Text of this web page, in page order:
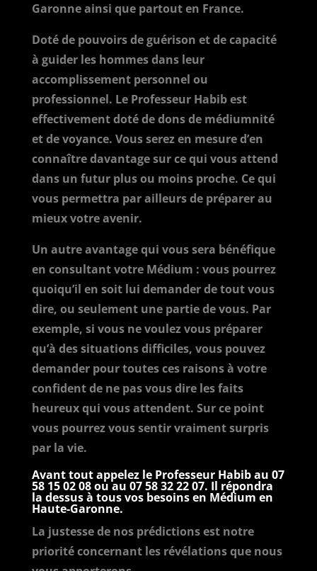
Garonne ainsi que partout en France.
Doté de pouvoirs de guérison et de capacité
à guider les hommes dans leur
accomplissement personnel ou
professionnel. Le Professeur Habib est
effectivement doté de dons de médiumnité
et de voyance. Vous serez en mesure d’en
connaître davantage sur ce qui vous attend
dans un futur plus ou moins proche. Ce qui
vous permettra par ailleurs de préparer au
mieux votre avenir.
Un autre avantage qui vous sera bénéfique
en consultant votre Médium : vous pourrez
quoiqu’il en soit lui demander de tout vous
dire, ou seulement une partie de vous. Par
exemple, si vous ne voulez vous préparer
qu’à des situations difficiles, vous pouvez
demander pour toutes ces raisons à votre
confident de ne pas vous dire les faits
heureux qui vous attendent. Sur ce point
vous pourrez vous sentir vraiment surpris
par la vie.
Avant tout appelez le Professeur Habib au 07
58 15 02 08ou au 07 58 32 22 07. Il répondra
la dessus à tous vos besoins en Médium en
Haute-Garonne.
La justesse de nos prédictions est notre
priorité concernant les révélations que nous